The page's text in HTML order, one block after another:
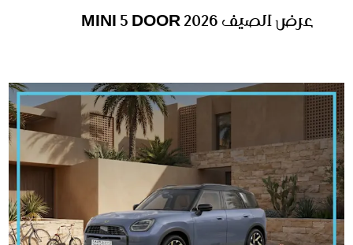
عرض الصيف MINI 5 DOOR 2026